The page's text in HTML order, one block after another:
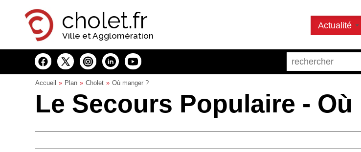
cholet.fr
Ville et Agglomération
Actualité
Accueil Plan Cholet Où manger ?
Le Secours Populaire -